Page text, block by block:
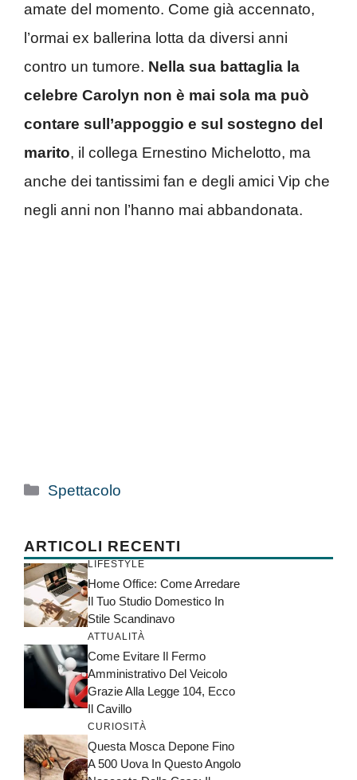
amate del momento. Come già accennato,
l’ormai ex ballerina lotta da diversi anni
contro un tumore. Nella sua battaglia la
celebre Carolyn non è mai sola ma può
contare sull’appoggio e sul sostegno del
marito, il collega Ernestino Michelotto, ma
anche dei tantissimi fan e degli amici Vip che
negli anni non l’hanno mai abbandonata.
Categorie
Spettacolo
ARTICOLI RECENTI
LIFESTYLE
Home Office: Come Arredare
Il Tuo Studio Domestico In
Stile Scandinavo
ATTUALITÀ
Come Evitare Il Fermo
Amministrativo Del Veicolo
Grazie Alla Legge 104, Ecco
Il Cavillo
CURIOSITÀ
Questa Mosca Depone Fino
A 500 Uova In Questo Angolo